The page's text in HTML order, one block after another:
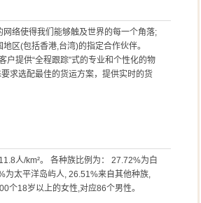
络使得我们能够触及世界的每一个角落;
区(包括香港,台湾)的指定合作伙伴。
户提供“全程跟踪”式的专业和个性化的物
求选配最佳的货运方案，提供实时的货
人/km²。 各种族比例为： 27.72%为白
为太平洋岛屿人, 26.51%来自其他种族,
个18岁以上的女性,对应86个男性。